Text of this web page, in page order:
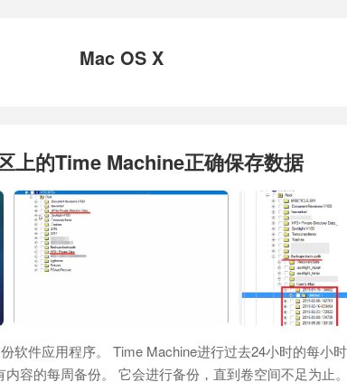
Mac OS X
上的Time Machine正确保存数据
软件应用程序。 Time Machine进行过去24小时的每小
容的每周备份。 它会进行备份，直到卷空间不足为止